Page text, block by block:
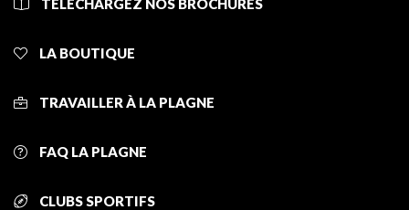
TÉLÉCHARGEZ NOS BROCHURES
LA BOUTIQUE
TRAVAILLER À LA PLAGNE
FAQ LA PLAGNE
CLUBS SPORTIFS